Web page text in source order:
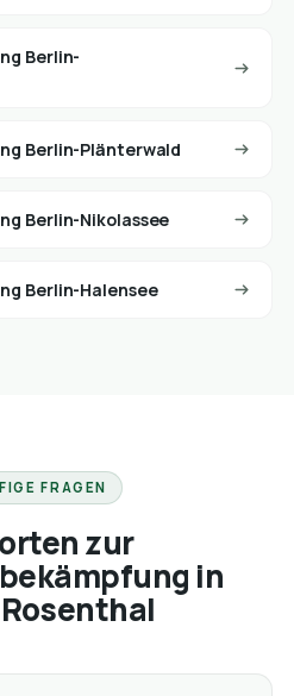
Berlin-
Berlin-Plänterwald
Berlin-Nikolassee
Berlin-Halensee
FRAGEN
zur
in